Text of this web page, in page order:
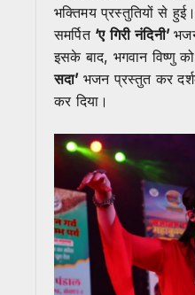
भक्तिमय प्रस्तुतियों से
समर्पित ‘ए गिरी नंदिनी’भजन
इसके बाद, भगवान विष्णु को
सदा’भजन प्रस्तुत कर
कर दिया।